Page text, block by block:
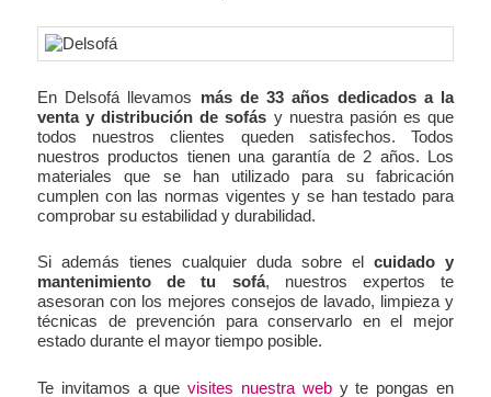
En Delsofá llevamos más de 33 años dedicados a la
venta y distribución de sofás y nuestra pasión es que
todos nuestros clientes queden satisfechos. Todos
nuestros productos tienen una garantía de 2 años. Los
materiales que se han utilizado para su fabricación
cumplen con las normas vigentes y se han testado para
comprobar su estabilidad y durabilidad.
Si además tienes cualquier duda sobre el cuidado y
mantenimiento de tu sofá, nuestros expertos te
asesoran con los mejores consejos de lavado, limpieza y
técnicas de prevención para conservarlo en el mejor
estado durante el mayor tiempo posible.
Te invitamos a quevisites nuestra weby te pongas en